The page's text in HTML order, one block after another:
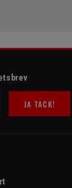
JA TACK!